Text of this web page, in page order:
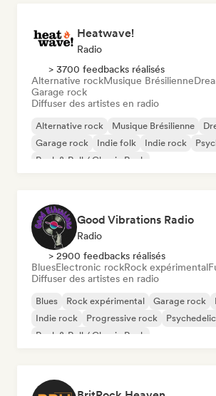
Heatwave!
Radio
> 3700 feedbacks réalisés
Alternative rockMusique Brésilienne
Garage rock
Diffuser des artistes en radio
Alternative rock Musique Brésilienne
Garage rock
Indie folk Indie rock
Rock & Roll / Classic Rock
Good Vibrations Radio
Radio
> 2900 feedbacks réalisés
BluesElectronic rockRock expérimental
Diffuser des artistes en radio
Blues Rock expérimental Garage rock
Indie rock
Progressive rock
Rock & Roll / Classic Rock